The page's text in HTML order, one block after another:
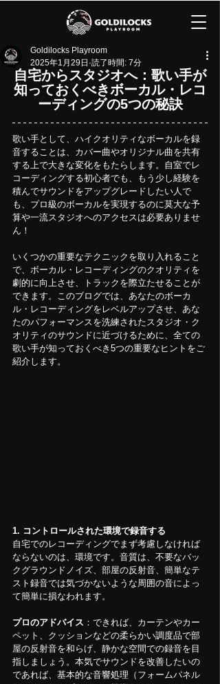
Goldilocks Playroom
2025年1月29日 読了時間: 7分
自宅からスタジオへ：歌い手が
知っておくべきボーカル・レコ
ーディングの5つの秘訣
歌い手として、ハイクオリティなボーカルを録
音することは、カバー曲やオリジナル曲を共有
する上で大きな変化をもたらします。自室でレ
コーディングする初心者でも、もう少し経験を
積んでサウンドをアップグレードしたい人で
も、プロ級のボーカルを実現するのに莫大な予
算や一流スタジオへのアクセスは必要ありませ
ん！
いくつかの重要なテクニックを取り入れること
で、ボーカル・レコーディングのクオリティを
劇的に向上させ、トラックを際立たせることが
できます。 このブログでは、あなたのボーカ
ル・レコーディングをレベルアップさせ、あな
たのパフォーマンスを洗練されたスタジオ・ク
オリティのサウンドに近づけるために、全ての
歌い手が知っておくべき5つの重要なヒントをご
紹介します。
1. コントロールされた環境で録音する
自宅でのレコーディングでまず考慮しなければ
ならないのは、環境です。音質は、不要なバッ
クグラウンドノイズ、部屋の反射音、簡単なテ
スト録音では気づかないような周囲の音によっ
て簡単に損なわれます。
プロのアドバイス ：できれば、カーテンやカー
ペット、クッションなどの柔らかい調度品で部
屋の反射音を和らげ、静かな空間での録音を目
指しましょう。本気でサウンドを改善したいの
であれば、基本的な音響処理（フォームパネル